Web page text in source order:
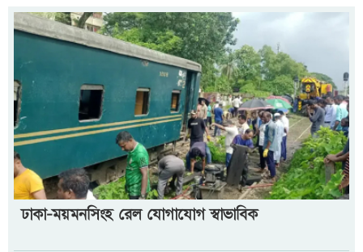
ঢাকা-ময়মনসিংহ রেল যোগাযোগ স্বাভাবিক